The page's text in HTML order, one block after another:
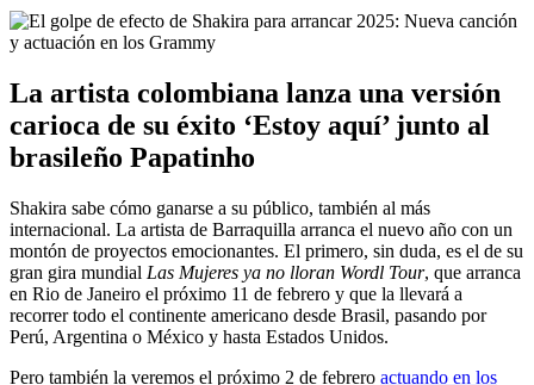
La artista colombiana lanza una versión
carioca de su éxito ‘Estoy aquí’ junto al
brasileño Papatinho
Shakira sabe cómo ganarse a su público, también al más
internacional. La artista de Barraquilla arranca el nuevo año con un
montón de proyectos emocionantes. El primero, sin duda, es el de su
gran gira mundial Las Mujeres ya no lloran Wordl Tour, que arranca
en Rio de Janeiro el próximo 11 de febrero y que la llevará a
recorrer todo el continente americano desde Brasil, pasando por
Perú, Argentina o México y hasta Estados Unidos.
Pero también la veremos el próximo 2 de febrero actuando en los